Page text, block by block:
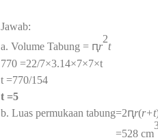
Jawab:
a. Volume Tabung = ԥr
2
t
770 =22/7×3.14×7×7×t
t =770/154
t =5
b. Luas permukaan tabung=2ԥr(r+t
=528 cm